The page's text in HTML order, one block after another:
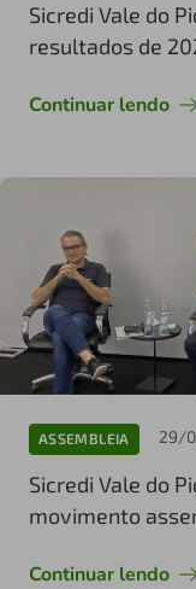
Sicredi Vale do
resultados de
Continuar lendo
ASSEMBLEIA 29/
Sicredi Vale do
movimento
Continuar lendo